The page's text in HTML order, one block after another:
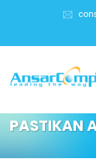
PASTIKAN